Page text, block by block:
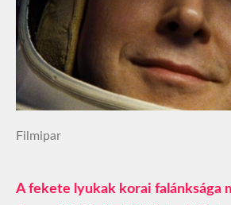
Filmipar
A fekete lyukak korai falánksága